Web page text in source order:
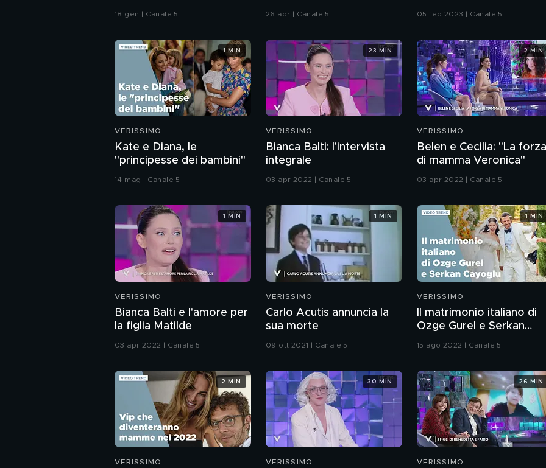
18 gen | Canale 5
Poliziotto a modo suo"
26 apr | Canale 5 05 feb 2023 | Canale 5
VERISSIMO
Kate e Diana, le
"principesse dei bambini"
14 mag | Canale 5
1 MIN
VERISSIMO
Bianca Balti: l'intervista
integrale
03 apr 2022 | Canale 5
23 MIN
VERISSIMO
Belen e Cecilia: "La forza
di mamma Veronica"
03 apr 2022 | Canale 5
2 MIN
VERISSIMO
Bianca Balti e l'amore per
la figlia Matilde
03 apr 2022 | Canale 5
1 MIN
VERISSIMO
Carlo Acutis annuncia la
sua morte
09 ott 2021 | Canale 5
1 MIN
VERISSIMO
Il matrimonio italiano di
Ozge Gurel e Serkan
15 ago 2022 | Canale 5
1 MIN
VERISSIMO
2 MIN
VERISSIMO
30 MIN
VERISSIMO
26 MIN